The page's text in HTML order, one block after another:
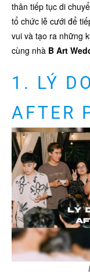
thân tiếp tục di
tổ chức lễ cưới để
vui và tạo ra những
cùng nhà B Art
1. LÝ
AFTER